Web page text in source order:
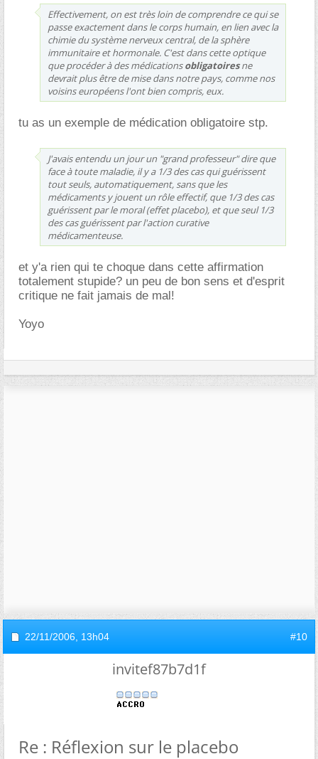
Effectivement, on est très loin de comprendre ce qui se
passe exactement dans le corps humain, en lien avec la
chimie du système nerveux central, de la sphère
immunitaire et hormonale. C'est dans cette optique
que procéder à des médicationsobligatoiresne
devrait plus être de mise dans notre pays, comme nos
voisins européens l'ont bien compris, eux.
tu as un exemple de médication obligatoire stp.
J'avais entendu un jour un "grand professeur" dire que
face à toute maladie, il y a 1/3 des cas qui guérissent
tout seuls, automatiquement, sans que les
médicaments y jouent un rôle effectif, que 1/3 des cas
guérissent par le moral (effet placebo), et que seul 1/3
des cas guérissent par l'action curative
médicamenteuse.
et y'a rien qui te choque dans cette affirmation
totalement stupide? un peu de bon sens et d'esprit
critique ne fait jamais de mal!
Yoyo
22/11/2006, 13h04 #10
invitef87b7d1f
Re : Réflexion sur le placebo